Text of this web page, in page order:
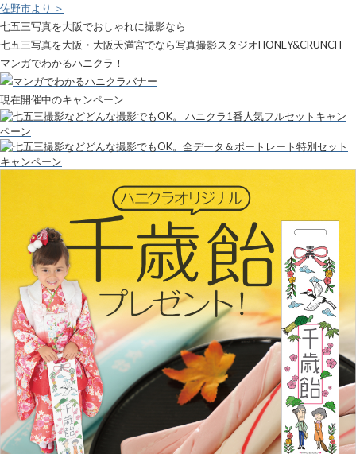
佐野市より ＞
七五三写真を大阪でおしゃれに撮影なら
七五三写真を大阪・大阪天満宮でなら写真撮影スタジオHONEY&CRUNCH
マンガでわかるハニクラ！
現在開催中のキャンペーン